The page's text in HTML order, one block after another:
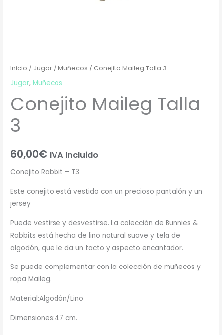
Inicio / Jugar /Muñecos / Conejito Maileg Talla 3
Jugar,Muñecos
Conejito Maileg Talla
3
60,00€ IVA Incluido
Conejito Rabbit – T3
Este conejito está vestido con un precioso pantalón y un
jersey
Puede vestirse y desvestirse. La colección de Bunnies &
Rabbits está hecha de lino natural suave y tela de
algodón, que le da un tacto y aspecto encantador.
Se puede complementar con la colección de muñecos y
ropa Maileg.
Material:Algodón/Lino
Dimensiones:47 cm.